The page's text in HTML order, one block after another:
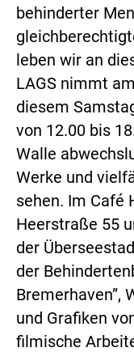
behinderter
leben wir an
LAGS nimmt
diesem
von 12.00 bis
Walle
Werke und
sehen. Im Café
Heerstraße 55
der
der
Bremerhaven”,
und Grafiken
filmische